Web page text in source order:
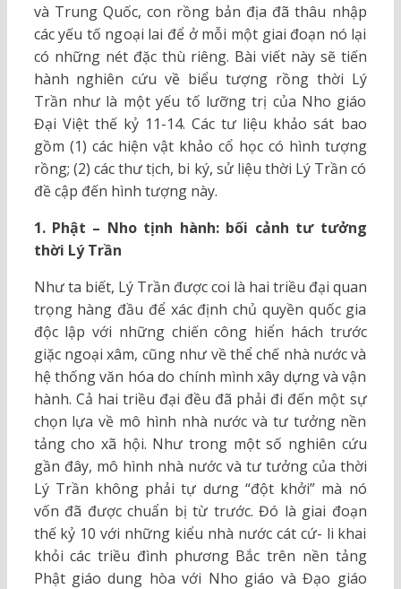
và Trung Quốc, con rồng bản địa đã thâu nhập
các yếu tố ngoại lai để ở mỗi một giai đoạn nó lại
có những nét đặc thù riêng. Bài viết này sẽ tiến
hành nghiên cứu về biểu tượng rồng thời Lý
Trần như là một yếu tố lưỡng trị của Nho giáo
Đại Việt thế kỷ 11-14. Các tư liệu khảo sát bao
gồm (1) các hiện vật khảo cổ học có hình tượng
rồng; (2) các thư tịch, bi ký, sử liệu thời Lý Trần có
đề cập đến hình tượng này.
1. Phật – Nho tịnh hành: bối cảnh tư tưởng
thời Lý Trần
Như ta biết, Lý Trần được coi là hai triều đại quan
trọng hàng đầu để xác định chủ quyền quốc gia
độc lập với những chiến công hiển hách trước
giặc ngoại xâm, cũng như về thể chế nhà nước và
hệ thống văn hóa do chính mình xây dựng và vận
hành. Cả hai triều đại đều đã phải đi đến một sự
chọn lựa về mô hình nhà nước và tư tưởng nền
tảng cho xã hội. Như trong một số nghiên cứu
gần đây, mô hình nhà nước và tư tưởng của thời
Lý Trần không phải tự dưng “đột khởi” mà nó
vốn đã được chuẩn bị từ trước. Đó là giai đoạn
thế kỷ 10 với những kiểu nhà nước cát cứ- li khai
khỏi các triều đình phương Bắc trên nền tảng
Phật giáo dung hòa với Nho giáo và Đạo giáo